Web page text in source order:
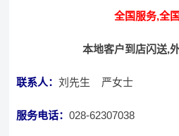
全国服务,全
本地客户到店闪送,
联系人：刘先生 严女士
服务电话：028-62307038